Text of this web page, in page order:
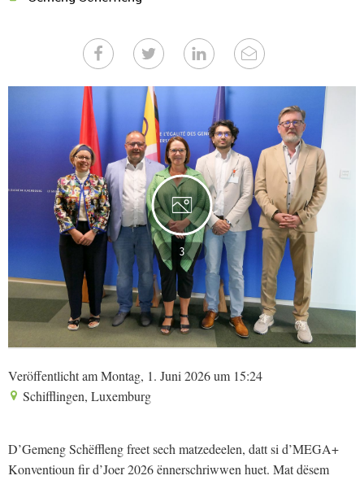
3
Veröffentlicht am Montag, 1. Juni 2026 um 15:24
Schifflingen, Luxemburg
D’Gemeng Schëffleng freet sech matzedeelen, datt si d’MEGA+
Konventioun fir d’Joer 2026 ënnerschriwwen huet. Mat dësem